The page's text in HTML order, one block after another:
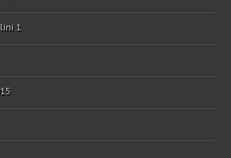
1